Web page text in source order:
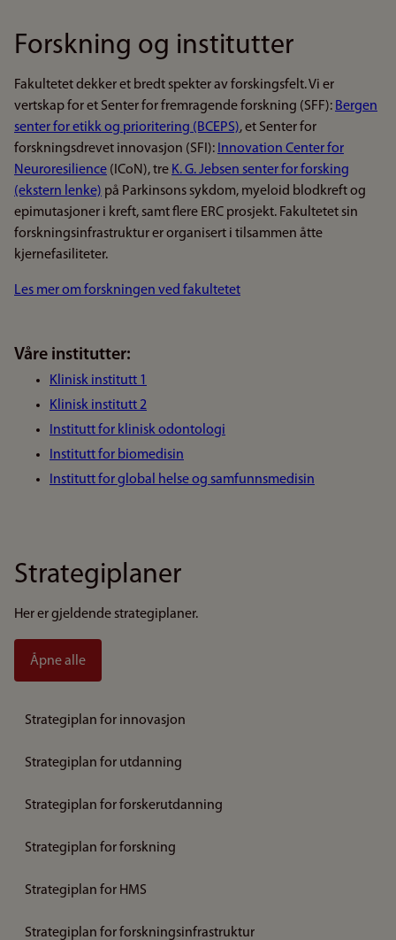
Forskning og institutter
Fakultetet dekker et bredt spekter av forskingsfelt. Vi er
vertskap for et Senter for fremragende forskning (SFF): Bergen
senter for etikk og prioritering (BCEPS), et Senter for
forskningsdrevet innovasjon (SFI): Innovation Center for
Neuroresilience (ICoN), tre K. G. Jebsen senter for forsking
(ekstern lenke) på Parkinsons sykdom, myeloid blodkreft og
epimutasjoner i kreft, samt flere ERC prosjekt. Fakultetet sin
forskningsinfrastruktur er organisert i tilsammen åtte
kjernefasiliteter.
Les mer om forskningen ved fakultetet
Våre institutter:
Klinisk institutt 1
Klinisk institutt 2
Institutt for klinisk odontologi
Institutt for biomedisin
Institutt for global helse og samfunnsmedisin
Strategiplaner
Her er gjeldende strategiplaner.
Åpne alle
Strategiplan for innovasjon
Strategiplan for utdanning
Strategiplan for forskerutdanning
Strategiplan for forskning
Strategiplan for HMS
Strategiplan for forskningsinfrastruktur